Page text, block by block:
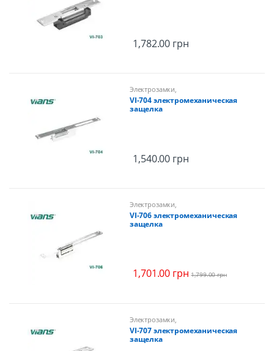
1,782.00 грн
Электрозамки,
Электромеханические замки,
защелки
VI-704 электромеханическая
защелка
1,540.00 грн
Электрозамки,
Электромеханические замки,
защелки
VI-706 электромеханическая
защелка
1,701.00 грн 1,799.00грн
Электрозамки,
Электромеханические замки,
защелки
VI-707 электромеханическая
защелка